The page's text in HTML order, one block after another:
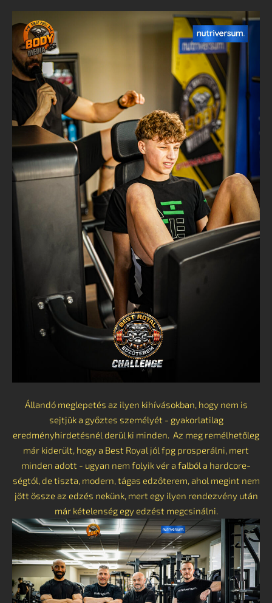
Állandó meglepetés az ilyen kihívásokban, hogy nem is
sejtjük a győztes személyét - gyakorlatilag
eredményhirdetésnél derül ki minden. Az meg remélhetőleg
már kiderült, hogy a Best Royal jól fpg prosperálni, mert
minden adott - ugyan nem folyik vér a falból a hardcore-
ségtól, de tiszta, modern, tágas edzőterem, ahol megint nem
jött össze az edzés nekünk, mert egy ilyen rendezvény után
már kételenség egy edzést megcsinálni.